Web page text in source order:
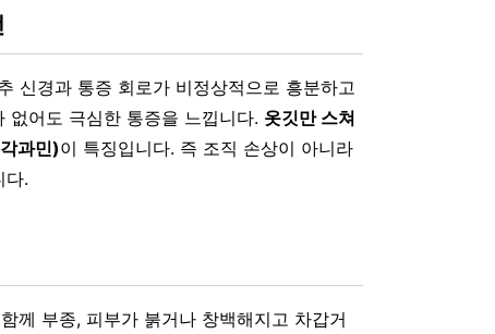
신경과 통증 회로가 비정상적으로 흥분하고
없어도 극심한 통증을 느낍니다. 옷깃만 스쳐
과민)이 특징입니다. 즉 조직 손상이 아니라
다.
께 부종, 피부가 붉거나 창백해지고 차갑거